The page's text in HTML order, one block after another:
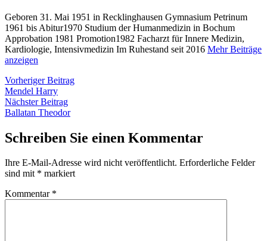
Geboren 31. Mai 1951 in Recklinghausen Gymnasium Petrinum
1961 bis Abitur1970 Studium der Humanmedizin in Bochum
Approbation 1981 Promotion1982 Facharzt für Innere Medizin,
Kardiologie, Intensivmedizin Im Ruhestand seit 2016 Mehr Beiträge
anzeigen
Beitragsnavigation
Vorheriger BeitragVorheriger
Mendel Harry
Nächster BeitragNächster
Beitrag:
Ballatan Theodor
Schreiben Sie einen Kommentar
Ihre E-Mail-Adresse wird nicht veröffentlicht. Erforderliche Felder
sind mit * markiert
Kommentar *